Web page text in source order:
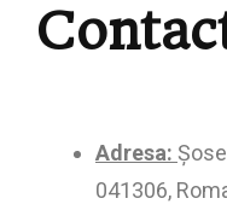
Adresa:
041306,